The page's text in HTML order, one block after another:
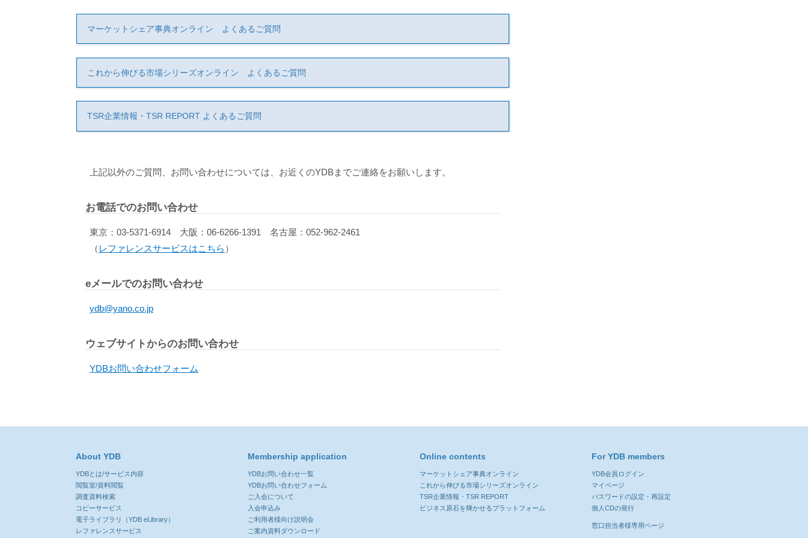
マーケットシェア事典オンライン よくあるご質問
これから伸びる市場シリーズオンライン よくあるご質問
TSR企業情報・TSR REPORT よくあるご質問
上記以外のご質問、お問い合わせについては、お近くのYDBまでご連絡をお願いします。
お電話でのお問い合わせ
東京：03-5371-6914 大阪：06-6266-1391 名古屋：052-962-2461
（ レファレンスサービスはこちら ）
eメールでのお問い合わせ
ydb@yano.co.jp
ウェブサイトからのお問い合わせ
YDBお問い合わせフォーム
About YDB
YDBとは/サービス内容
閲覧室/資料閲覧
調査資料検索
コピーサービス
電子ライブラリ（YDB eLibrary）
レファレンスサービス
Membership application
YDBお問い合わせ一覧
YDBお問い合わせフォーム
ご入会について
入会申込み
ご利用者様向け説明会
ご案内資料ダウンロード
Online contents
マーケットシェア事典オンライン
これから伸びる市場シリーズオンライン
TSR企業情報・TSR REPORT
ビジネス原石を輝かせるプラットフォーム
For YDB members
YDB会員ログイン
マイページ
パスワードの設定・再設定
個人CDの発行
窓口担当者様専用ページ